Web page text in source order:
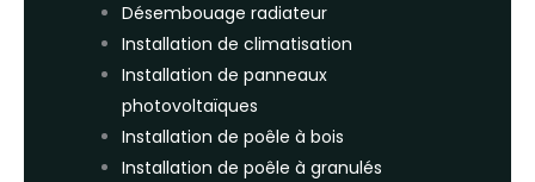
Désembouage radiateur
Installation de climatisation
Installation de panneaux
photovoltaïques
Installation de poêle à bois
Installation de poêle à granulés